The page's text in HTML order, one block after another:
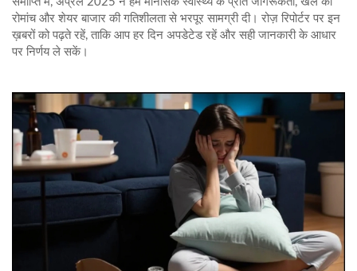
रोमांच और शेयर बाजार की गतिशीलता से भरपूर सामग्री दी। रोज़ रिपोर्टर पर इन
ख़बरों को पढ़ते रहें, ताकि आप हर दिन अपडेटेड रहें और सही जानकारी के आधार
पर निर्णय ले सकें।